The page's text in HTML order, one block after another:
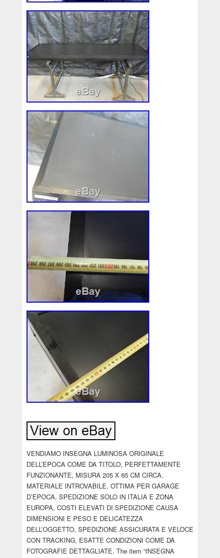
VENDIAMO INSEGNA LUMINOSA ORIGINALE
DELL’EPOCA COME DA TITOLO, PERFETTAMENTE
FUNZIONANTE, MISURA 205 X 65 CM CIRCA.
MATERIALE INTROVABILE, OTTIMA PER GARAGE
D’EPOCA, SPEDIZIONE SOLO IN ITALIA E ZONA
EUROPA, COSTI ELEVATI DI SPEDIZIONE CAUSA
DIMENSIONI E PESO E DELICATEZZA
DELL’OGGETTO, SPEDIZIONE ASSICURATA E VELOCE
CON TRACKING, ESATTE CONDIZIONI COME DA
FOTOGRAFIE DETTAGLIATE. The item “INSEGNA